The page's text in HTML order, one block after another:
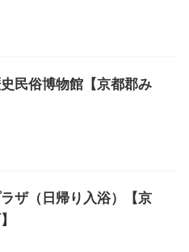
民俗博物館【京都郡み
ザ（日帰り入浴）【京